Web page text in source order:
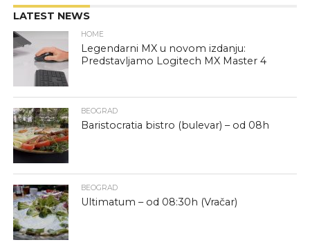
LATEST NEWS
HOME
Legendarni MX u novom izdanju:
Predstavljamo Logitech MX Master 4
BEOGRAD
Baristocratia bistro (bulevar) – od 08h
BEOGRAD
Ultimatum – od 08:30h (Vračar)